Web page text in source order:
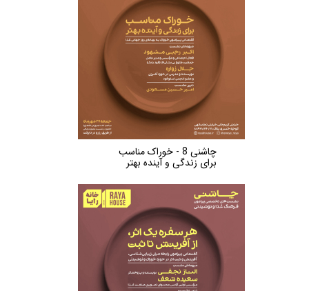
چاشنی 8 - خوراک مناسب
برای زندگی و آینده بهتر